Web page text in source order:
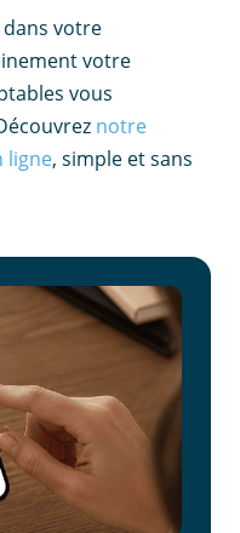
votre
votre
vous
notre
ligne, simple et sans